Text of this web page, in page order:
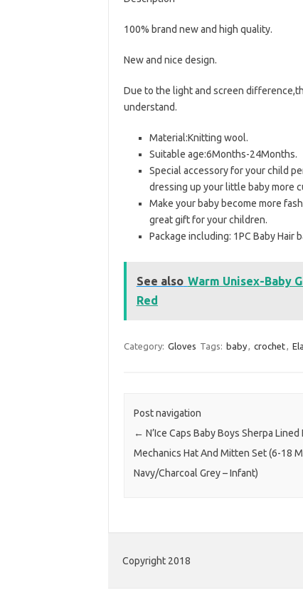
100% brand new and high quality.
New and nice design.
Due to the light and screen
understand.
Material:Knitting wool.
Suitable age:6Months-24Months.
Special accessory for your child
dressing up your little baby more
Make your baby become more
great gift for your children.
Package including: 1PC Baby Hair
See also Warm Unisex-Baby
Red
Category: Gloves Tags: baby, crochet,
Post navigation
← N’Ice Caps Baby Boys Sherpa Lined
Mechanics Hat And Mitten Set (6-18
Navy/Charcoal Grey – Infant)
Copyright 2018